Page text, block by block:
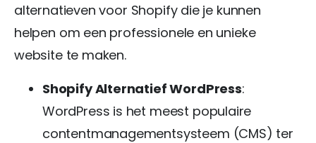
alternatieven voor Shopify die je kunnen
helpen om een professionele en unieke
website te maken.
Shopify Alternatief WordPress:
WordPress is het meest populaire
contentmanagementsysteem (CMS) ter